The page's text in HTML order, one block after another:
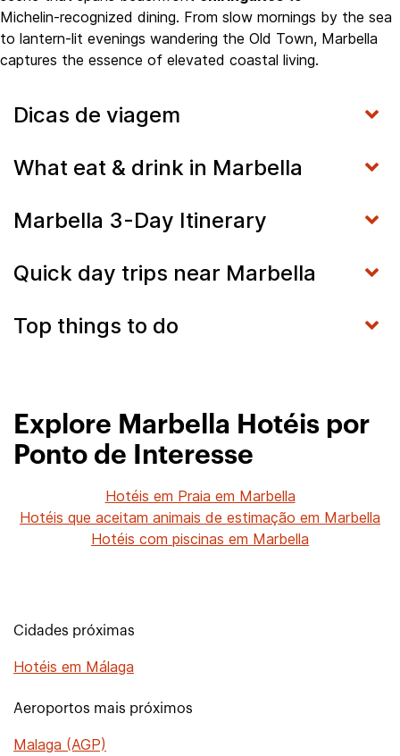
Michelin‑recognized dining. From slow mornings by the sea
to lantern‑lit evenings wandering the Old Town, Marbella
captures the essence of elevated coastal living.
Dicas de viagem
What eat & drink in Marbella
Marbella 3-Day Itinerary
Quick day trips near Marbella
Top things to do
Explore Marbella Hotéis por
Ponto de Interesse
Hotéis em Praia em Marbella
Hotéis que aceitam animais de estimação em Marbella
Hotéis com piscinas em Marbella
Cidades próximas
Hotéis em Málaga
Aeroportos mais próximos
Malaga (AGP)